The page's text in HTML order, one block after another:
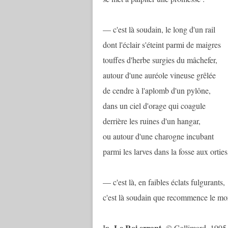
— c'est là soudain, le long d'un rail
dont l'éclair s'éteint parmi de maigres
touffes d'herbe surgies du mâchefer,
autour d'une auréole vineuse grêlée
de cendre à l'aplomb d'un pylône,
dans un ciel d'orage qui coagule
derrière les ruines d'un hangar,
ou autour d'une charogne incubant
parmi les larves dans la fosse aux
— c'est là, en faibles éclats fulgurants,
c'est là soudain que recommence le